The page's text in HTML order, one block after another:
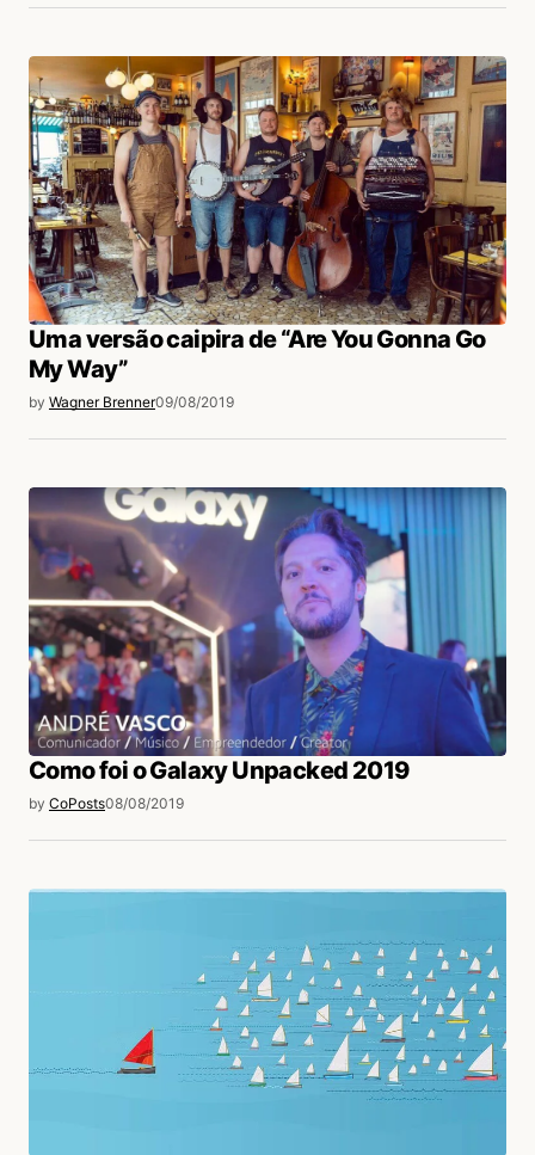
Uma versão caipira de “Are You Gonna Go
My Way”
by Wagner Brenner09/08/2019
Como foi o Galaxy Unpacked 2019
by CoPosts08/08/2019